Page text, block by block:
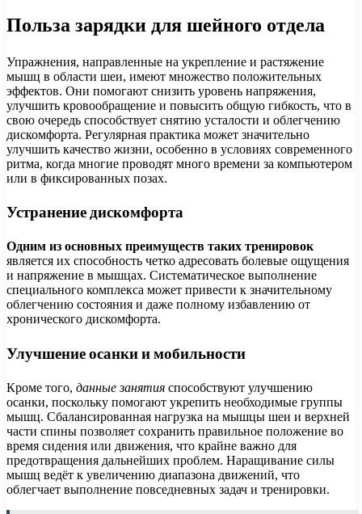
Польза зарядки для шейного отдела
Упражнения, направленные на укрепление и растяжение
мышц в области шеи, имеют множество положительных
эффектов. Они помогают снизить уровень напряжения,
улучшить кровообращение и повысить общую гибкость, что в
свою очередь способствует снятию усталости и облегчению
дискомфорта. Регулярная практика может значительно
улучшить качество жизни, особенно в условиях современного
ритма, когда многие проводят много времени за компьютером
или в фиксированных позах.
Устранение дискомфорта
Одним из основных преимуществ таких тренировок
является их способность четко адресовать болевые ощущения
и напряжение в мышцах. Систематическое выполнение
специального комплекса может привести к значительному
облегчению состояния и даже полному избавлению от
хронического дискомфорта.
Улучшение осанки и мобильности
Кроме того, данные занятия способствуют улучшению
осанки, поскольку помогают укрепить необходимые группы
мышц. Сбалансированная нагрузка на мышцы шеи и верхней
части спины позволяет сохранить правильное положение во
время сидения или движения, что крайне важно для
предотвращения дальнейших проблем. Наращивание силы
мышц ведёт к увеличению диапазона движений, что
облегчает выполнение повседневных задач и тренировки.